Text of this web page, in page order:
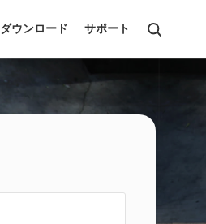
ダウンロード サポート